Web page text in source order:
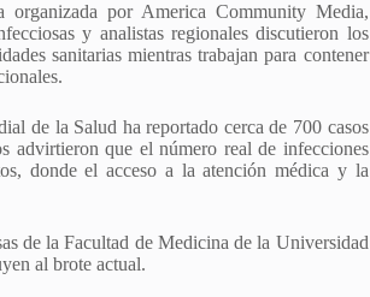
organizada por America Community Media,
y analistas regionales discutieron los
sanitarias mientras trabajan para contener
de la Salud ha reportado cerca de 700 casos
advirtieron que el número real de infecciones
donde el acceso a la atención médica y la
de la Facultad de Medicina de la Universidad
al brote actual.